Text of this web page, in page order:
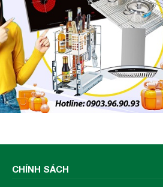
CHÍNH SÁCH